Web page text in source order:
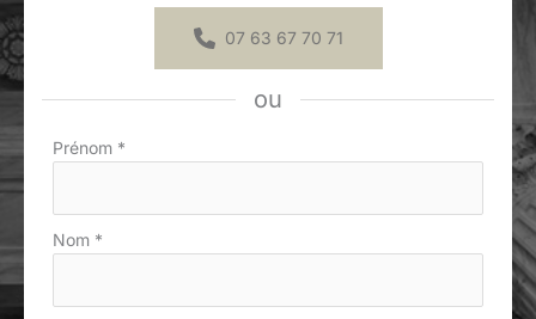
07 63 67 70 71
ou
Formulaire
Prénom *
Nom *